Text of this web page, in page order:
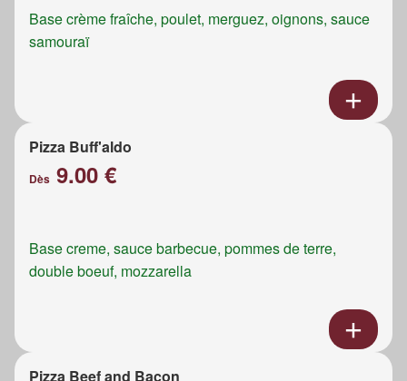
Base crème fraîche, poulet, merguez, oignons, sauce
samouraï
Pizza Buff'aldo
Dès 9.00 €
Base creme, sauce barbecue, pommes de terre,
double boeuf, mozzarella
Pizza Beef and Bacon